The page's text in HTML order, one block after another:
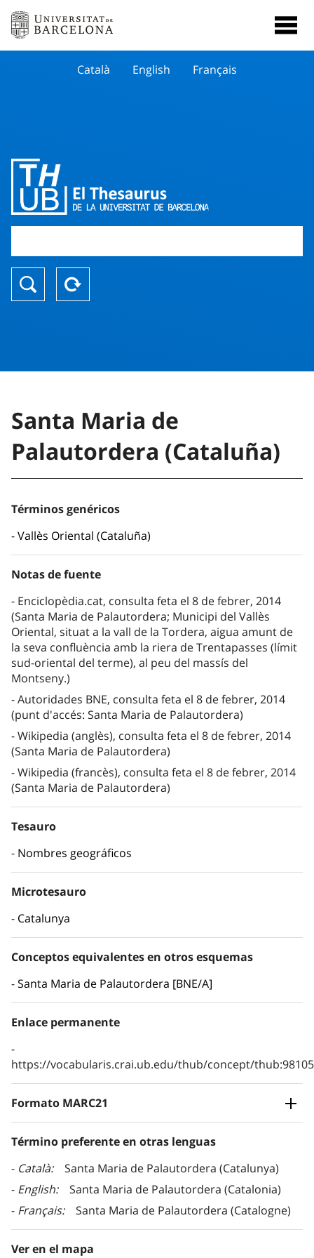
Català English Français
Santa Maria de
Palautordera (Cataluña)
Términos genéricos
Vallès Oriental (Cataluña)
Notas de fuente
Enciclopèdia.cat, consulta feta el 8 de febrer, 2014
(Santa Maria de Palautordera; Municipi del Vallès
Oriental, situat a la vall de la Tordera, aigua amunt de
la seva confluència amb la riera de Trentapasses (límit
sud-oriental del terme), al peu del massís del
Montseny.)
Autoridades BNE, consulta feta el 8 de febrer, 2014
(punt d'accés: Santa Maria de Palautordera)
Wikipedia (anglès), consulta feta el 8 de febrer, 2014
(Santa Maria de Palautordera)
Wikipedia (francès), consulta feta el 8 de febrer, 2014
(Santa Maria de Palautordera)
Tesauro
Nombres geográficos
Microtesauro
Catalunya
Conceptos equivalentes en otros esquemas
Santa Maria de Palautordera [BNE/A]
Enlace permanente
https://vocabularis.crai.ub.edu/thub/concept/
Formato MARC21
Término preferente en otras lenguas
Català
Santa Maria de Palautordera (Catalunya)
English
Santa Maria de Palautordera (Catalonia)
Français
Santa Maria de Palautordera (Catalogne)
Ver en el mapa